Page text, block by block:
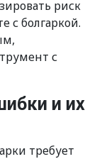
риск
с болгаркой.
с
и их
требует